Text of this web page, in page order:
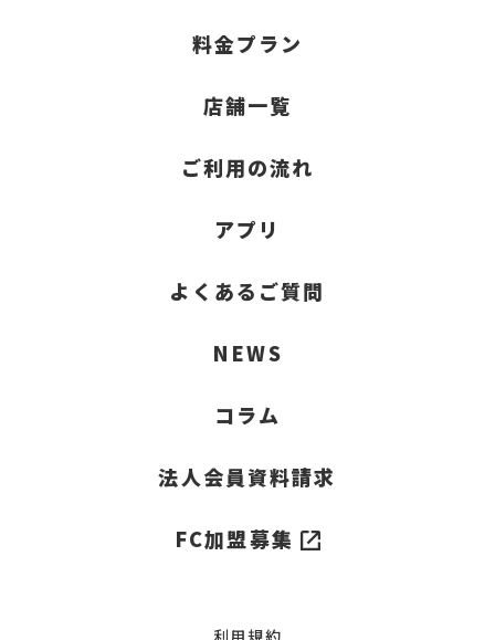
料金プラン
店舗一覧
ご利用の流れ
アプリ
よくあるご質問
NEWS
コラム
法人会員資料請求
FC加盟募集
利用規約